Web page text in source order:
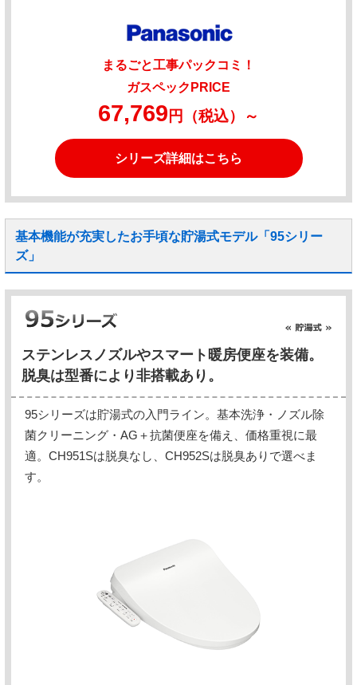
まるごと工事パックコミ！
ガスペックPRICE
67,769 円（税込）～
シリーズ詳細はこちら
基本機能が充実したお手頃な貯湯式モデル「95シリー
ズ」
ステンレスノズルやスマート暖房便座を装備。
脱臭は型番により非搭載あり。
95シリーズは貯湯式の入門ライン。基本洗浄・ノズル除
菌クリーニング・AG＋抗菌便座を備え、価格重視に最
適。CH951Sは脱臭なし、CH952Sは脱臭ありで選べま
す。